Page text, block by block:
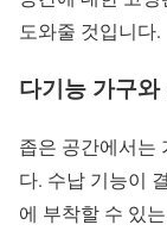
도와줄 것입니다.
다기능 가구
좁은 공간에서는
다. 수납 기능이
에 부착할 수 있